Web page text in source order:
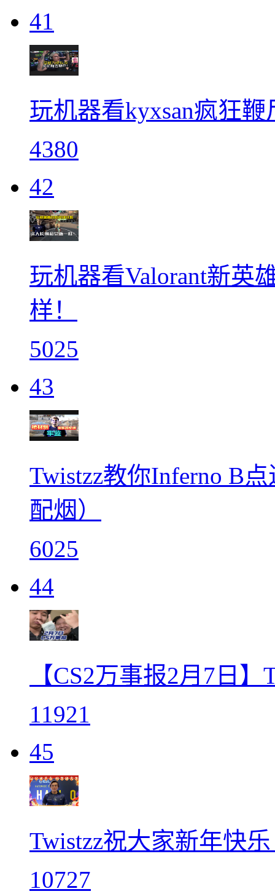
41
玩机器看kyxsan疯狂
4380
42
玩机器看Valorant新英
样！
5025
43
Twistzz教你Inferno B
配烟）
6025
44
【CS2万事报2月7日
11921
45
Twistzz祝大家新年快
10727